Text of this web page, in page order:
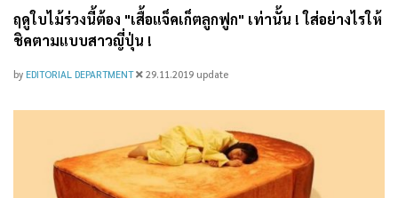
ฤดูใบไม้ร่วงนี้ต้อง "เสื้อแจ็คเก็ตลูกฟูก" เท่านั้น ! ใส่อย่างไรให้
ชิคตามแบบสาวญี่ปุ่น !
by EDITORIAL DEPARTMENT 29.11.2019 update